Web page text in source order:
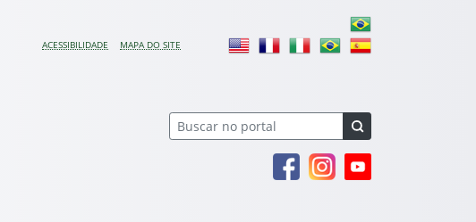
ACESSIBILIDADE MAPA DO SITE
FacebookInstagramYoutube